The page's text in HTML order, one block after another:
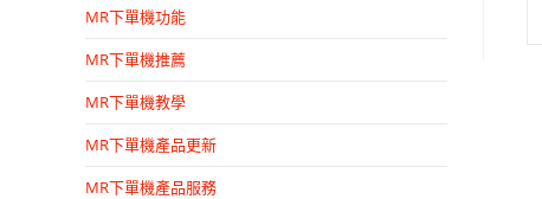
MR下單機功能
MR下單機推薦
MR下單機教學
MR下單機產品更新
MR下單機產品服務